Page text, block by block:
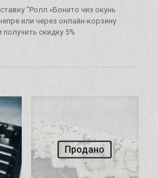
"Ролл «Бонито чиз окунь
или через онлайн-корзину
скидку 5%
Продано